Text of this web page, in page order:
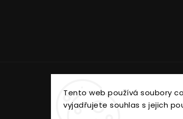
Tento web používá soubory
vyjadřujete souhlas s jejich